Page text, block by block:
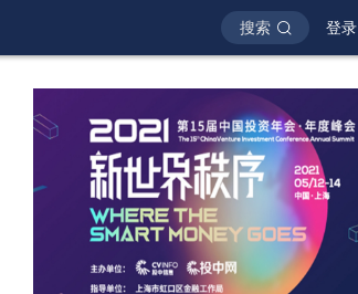
搜索 登录